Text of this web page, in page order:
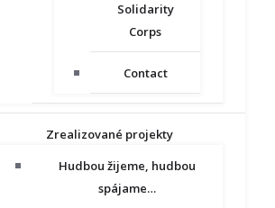
Solidarity
Corps
Contact
Zrealizované projekty
Hudbou žijeme, hudbou
spájame…